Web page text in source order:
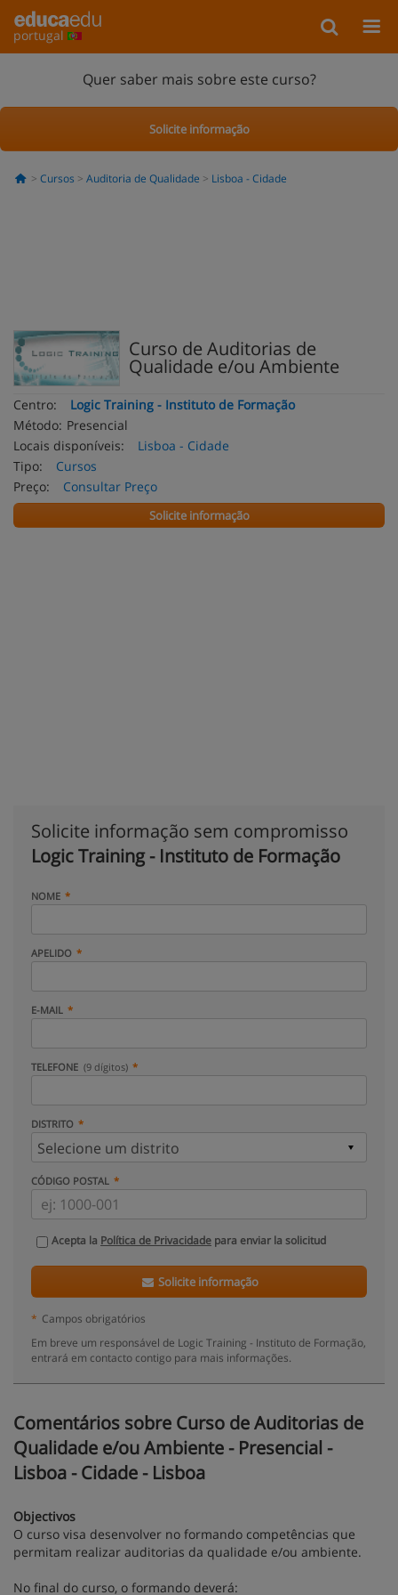
portugal
Quer saber mais sobre este curso?
Solicite informação
Cursos Auditoria de Qualidade Lisboa - Cidade
Curso de Auditorias de
Qualidade e/ou Ambiente
Centro:
Logic Training - Instituto de Formação
Método: Presencial
Locais disponíveis:
Lisboa - Cidade
Tipo:
Cursos
Preço:
Consultar Preço
Solicite informação
Solicite informação sem compromisso
Logic Training - Instituto de Formação
NOME
APELIDO
E-MAIL
TELEFONE (9 dígitos)
DISTRITO
CÓDIGO POSTAL
Acepta la Política de Privacidade para enviar la solicitud
Solicite informação
* Campos obrigatórios
Em breve um responsável de Logic Training - Instituto de Formação,
entrará em contacto contigo para mais informações.
Comentários sobre Curso de Auditorias de
Qualidade e/ou Ambiente - Presencial -
Lisboa - Cidade - Lisboa
Objectivos
O curso visa desenvolver no formando competências que
permitam realizar auditorias da qualidade e/ou ambiente.
No final do curso, o formando deverá: